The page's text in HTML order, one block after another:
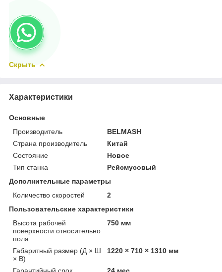
Скрыть
Характеристики
Основные
Производитель
BELMASH
Страна производитель
Китай
Состояние
Новое
Тип станка
Рейсмусовый
Дополнительные параметры
Количество скоростей
2
Пользовательские характеристики
Высота рабочей
поверхности относительно
пола
750 мм
Габаритный размер (Д × Ш
× В)
1220 × 710 × 1310 мм
Гарантийный срок
24 мес.